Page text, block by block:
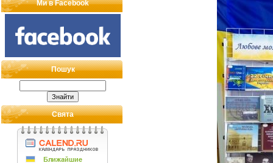
Ми в Facebook
Пошук
Свята